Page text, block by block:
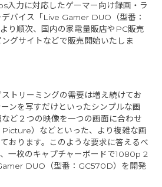
入力に対応したゲーマー向け録画・ラ
バイス「Live Gamer DUO（型番：
り順次、国内の家電量販店やPC販売
グサイトなどで販売開始いたしま
トリーミングの需要は増え続けてお
ンを写すだけといったシンプルな画
ど２つの映像を一つの画面に合わせ
）などといった、より複雑な画
おります。このような要求に答えるべ
一枚のキャプチャーボードで1080p 2
DUO（型番：GC570D）を開発